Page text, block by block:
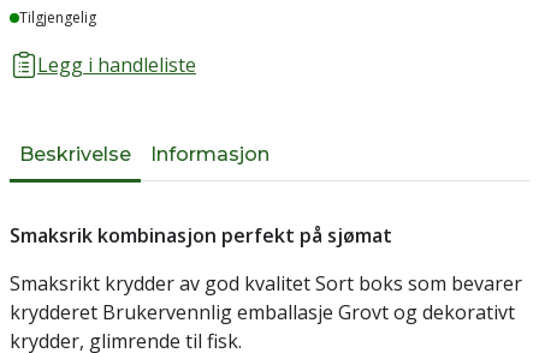
Lager
Tilgjengelig
Legg i handleliste
Beskrivelse Informasjon
Smaksrik kombinasjon perfekt på sjømat
Smaksrikt krydder av god kvalitet Sort boks som bevarer
krydderet Brukervennlig emballasje Grovt og dekorativt
krydder, glimrende til fisk.